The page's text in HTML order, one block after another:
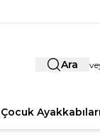
Ara
Çocuk Ayakkabıları